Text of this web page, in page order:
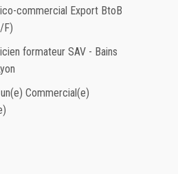
commercial Export BtoB
F)
formateur SAV - Bains
Commercial(e)